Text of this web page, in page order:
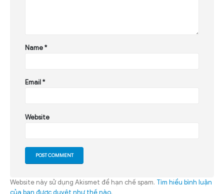
Name*
Email*
Website
Website này sử dụng Akismet để hạn chế spam. Tìm hiểu bình luận
của bạn được duyệt như thế nào.